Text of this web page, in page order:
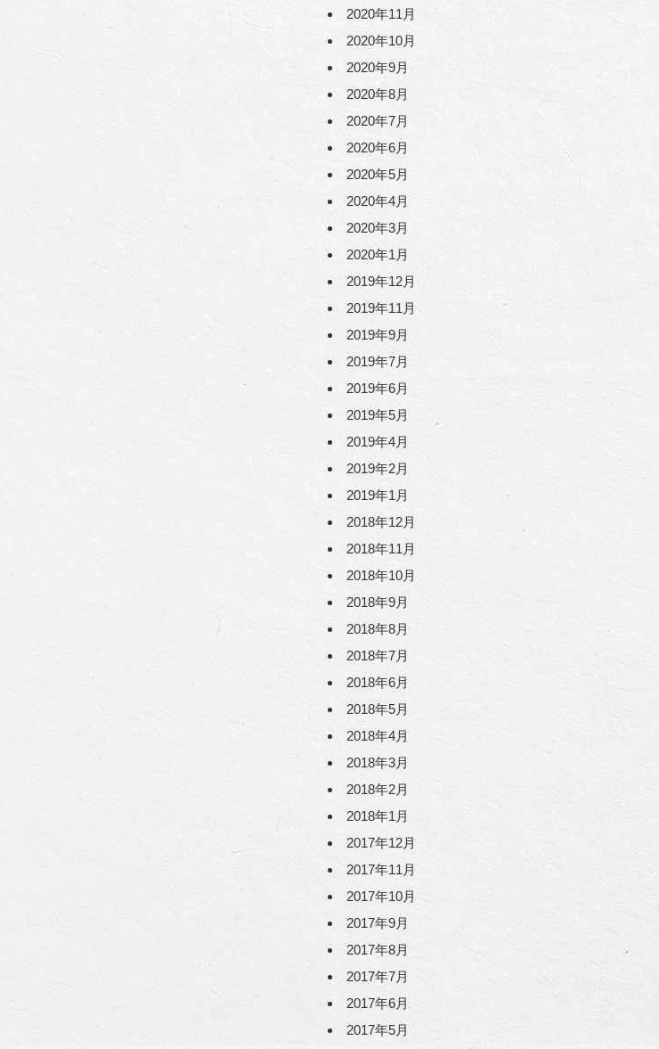
2020年11月
2020年10月
2020年9月
2020年8月
2020年7月
2020年6月
2020年5月
2020年4月
2020年3月
2020年1月
2019年12月
2019年11月
2019年9月
2019年7月
2019年6月
2019年5月
2019年4月
2019年2月
2019年1月
2018年12月
2018年11月
2018年10月
2018年9月
2018年8月
2018年7月
2018年6月
2018年5月
2018年4月
2018年3月
2018年2月
2018年1月
2017年12月
2017年11月
2017年10月
2017年9月
2017年8月
2017年7月
2017年6月
2017年5月